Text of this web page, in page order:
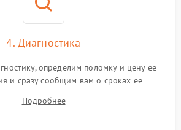
4. Диагностика
определим поломку и цену ее
и сразу сообщим вам о сроках ее
Подробнее